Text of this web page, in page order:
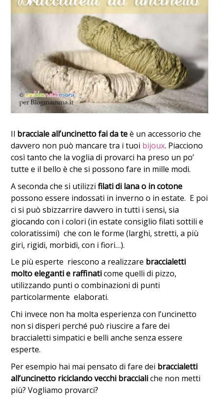
Il bracciale all’uncinetto fai da teè un accessorio che
davvero non può mancare tra i tuoi bijoux. Piacciono
così tanto che la voglia di provarci ha preso un po’
tutte e il bello è che si possono fare in mille modi.
A seconda che si utilizzifilati di lana o in cotone
possono essere indossati in inverno o in estate. E poi
ci si può sbizzarrire davvero in tutti i sensi, sia
giocando con i colori (in estate consiglio filati sottili e
coloratissimi) che con le forme (larghi, stretti, a più
giri, rigidi, morbidi, con i fiori…).
Le più esperte riescono a realizzare braccialetti
molto eleganti e raffinaticome quelli di pizzo,
utilizzando punti o combinazioni di punti
particolarmente elaborati.
Chi invece non ha molta esperienza con l’uncinetto
non si disperi perché può riuscire a fare dei
braccialetti simpatici e belli anche senza essere
esperte.
Per esempio hai mai pensato di fare dei braccialetti
all’uncinetto riciclando vecchi braccialiche non metti
più? Vogliamo provarci?